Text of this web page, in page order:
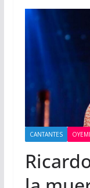
CANTANTES